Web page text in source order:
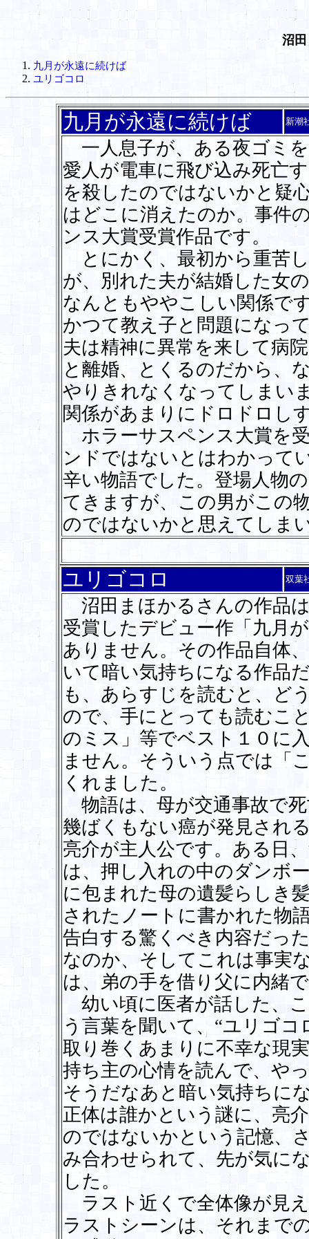
沼
九月が永遠に続けば
ユリゴコロ
九月が永遠に続けば 新潮
一人息子が、ある夜ゴミ
愛人が電車に飛び込み死亡
を殺したのではないかと疑
はどこに消えたのか。事件
ンス大賞受賞作品です。
とにかく、最初から重苦
が、別れた夫が結婚した女
なんともややこしい関係で
かつて教え子と問題になっ
夫は精神に異常を来して病
と離婚、とくるのだから、
やりきれなくなってしまい
関係があまりにドロドロし
ホラーサスペンス大賞を
ンドではないとはわかって
辛い物語でした。登場人物
てきますが、この男がこの
のではないかと思えてしま
ユリゴコロ 双葉
沼田まほかるさんの作品
受賞したデビュー作「九月
ありません。その作品自体
いて暗い気持ちになる作品
も、あらすじを読むと、ど
ので、手にとっても読むこ
のミス」等でベスト１０に
ません。そういう点では「
くれました。
物語は、母が交通事故で
幾ばくもない癌が発見され
亮介が主人公です。ある日
は、押し入れの中のダンボ
に包まれた母の遺髪らしき
されたノートに書かれた物
告白する驚くべき内容だっ
なのか、そしてこれは事実
は、弟の手を借り父に内緒
幼い頃に医者が話した、
う言葉を聞いて、“ユリゴ
取り巻くあまりに不幸な現
持ち主の心情を読んで、や
そうだなあと暗い気持ちに
正体は誰かという謎に、亮
のではないかという記憶、
み合わせられて、先が気に
した。
ラスト近くで全体像が見
ラストシーンは、それまで